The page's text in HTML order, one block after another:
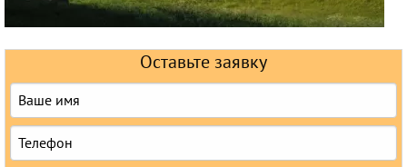
Оставьте заявку